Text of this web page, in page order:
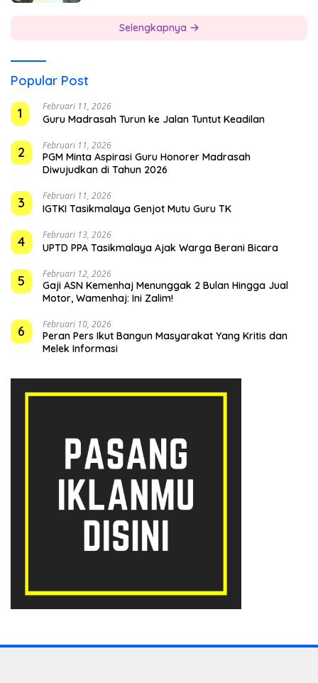
Selengkapnya
Popular Post
1
Februari 11, 2026
Guru Madrasah Turun ke Jalan Tuntut Keadilan
2 Februari 11, 2026
PGM Minta Aspirasi Guru Honorer Madrasah
Diwujudkan di Tahun 2026
3 Februari 11, 2026
IGTKI Tasikmalaya Genjot Mutu Guru TK
4 Februari 13, 2026
UPTD PPA Tasikmalaya Ajak Warga Berani Bicara
5 Februari 12, 2026
Gaji ASN Kemenhaj Menunggak 2 Bulan Hingga Jual
Motor, Wamenhaj: Ini Zalim!
6 Februari 10, 2026
Peran Pers Ikut Bangun Masyarakat Yang Kritis dan
Melek Informasi